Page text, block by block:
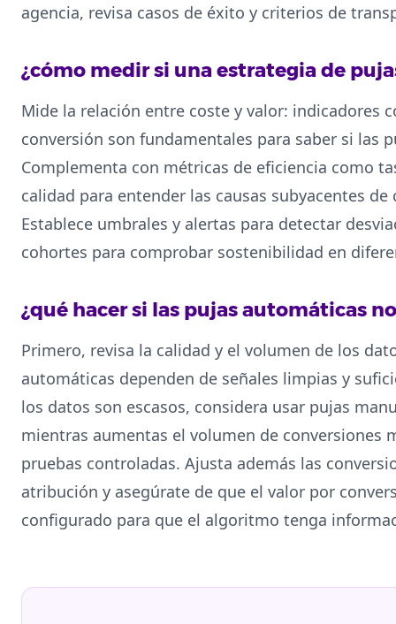
agencia, revisa casos de éxito y criterios de
¿cómo medir si una estrategia de
Mide la relación entre coste y valor: indicadores
conversión son fundamentales para saber si las
Complementa con métricas de eficiencia como
calidad para entender las causas subyacentes
Establece umbrales y alertas para detectar
cohortes para comprobar sostenibilidad en
¿qué hacer si las pujas automáticas
Primero, revisa la calidad y el volumen de los
automáticas dependen de señales limpias y
los datos son escasos, considera usar pujas
mientras aumentas el volumen de conversiones
pruebas controladas. Ajusta además las
atribución y asegúrate de que el valor por
configurado para que el algoritmo tenga